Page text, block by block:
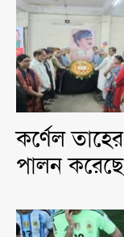
কর্ণেল
পালন